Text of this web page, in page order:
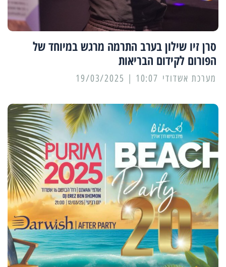
סרן זיו שילון בערב התרמה מרגש במיוחד של
הפורום לקידום הבריאות
מערכת אשדודי 10:07 | 19/03/2025